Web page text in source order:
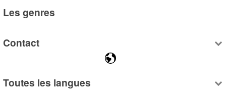
Les genres
Contact
Toutes les langues